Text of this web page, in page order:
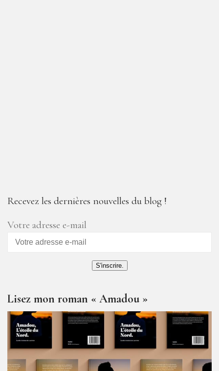
Recevez les dernières nouvelles du blog !
Votre adresse e-mail
S'inscrire.
Lisez mon roman « Amadou »